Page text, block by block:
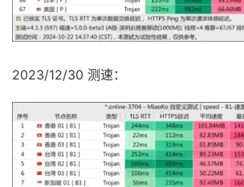
2023/12/30 测速：